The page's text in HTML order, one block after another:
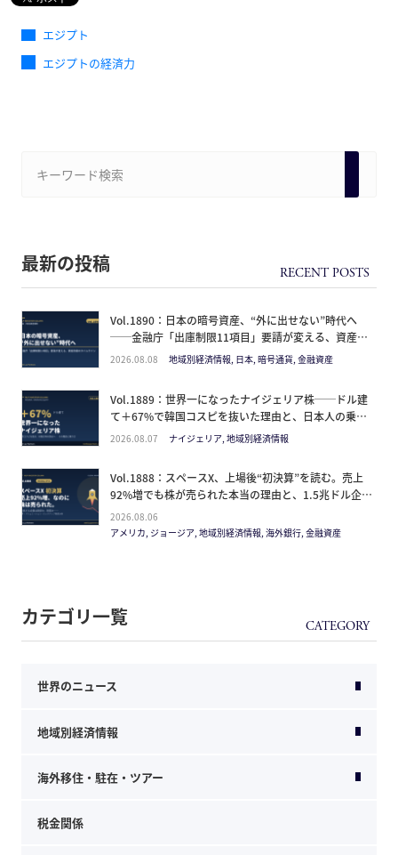
エジプト
エジプトの経済力
最新の投稿
Vol.1890：日本の暗号資産、“外に出せない”時代へ
──金融庁「出庫制限11項目」要請が変える、資産防
衛のタイムライン
2026.08.08 地域別経済情報, 日本, 暗号通貨, 金融資産
Vol.1889：世界一になったナイジェリア株──ドル建
て＋67%で韓国コスピを抜いた理由と、日本人の乗り
方
2026.08.07 ナイジェリア, 地域別経済情報
Vol.1888：スペースX、上場後“初決算”を読む。売上
92%増でも株が売られた本当の理由と、1.5兆ドル企業
の買い方。
2026.08.06
アメリカ, ジョージア, 地域別経済情報, 海外銀行, 金融資産
カテゴリ一覧
世界のニュース
地域別経済情報
海外移住・駐在・ツアー
税金関係